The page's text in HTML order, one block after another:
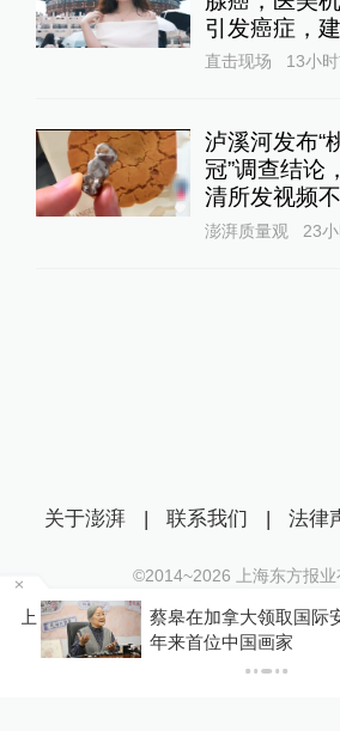
引发癌症，
直击现场 13小
泸溪河发布“
冠”调查结论
清所发视频
澎湃质量观 23
蔡皋在加拿大领取国际安
年来首位中国画家
关于澎湃 | 联系我们 | 法律
©2014~2026 上海东方报
沪ICP证：沪B2-20170116 | 沪
互联网新闻信息服务许可证：
沪公网安备